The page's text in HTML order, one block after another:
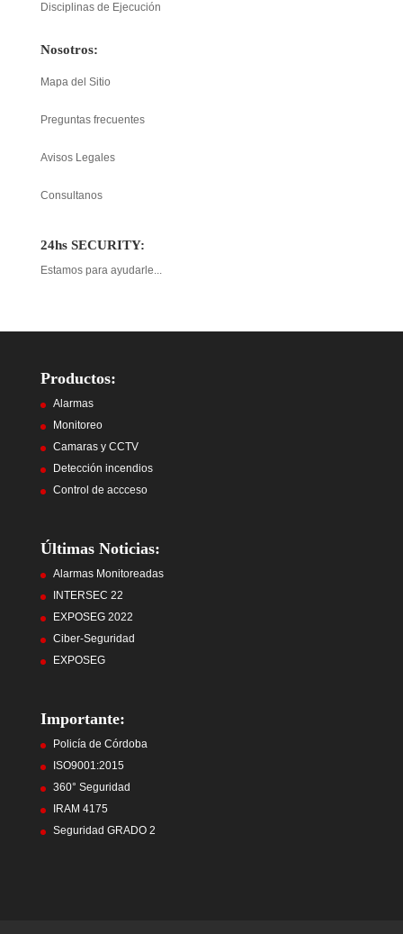
Disciplinas de Ejecución
Nosotros:
Mapa del Sitio
Preguntas frecuentes
Avisos Legales
Consultanos
24hs SECURITY:
Estamos para ayudarle...
Productos:
Alarmas
Monitoreo
Camaras y CCTV
Detección incendios
Control de accceso
Últimas Noticias:
Alarmas Monitoreadas
INTERSEC 22
EXPOSEG 2022
Ciber-Seguridad
EXPOSEG
Importante:
Policía de Córdoba
ISO9001:2015
360° Seguridad
IRAM 4175
Seguridad GRADO 2